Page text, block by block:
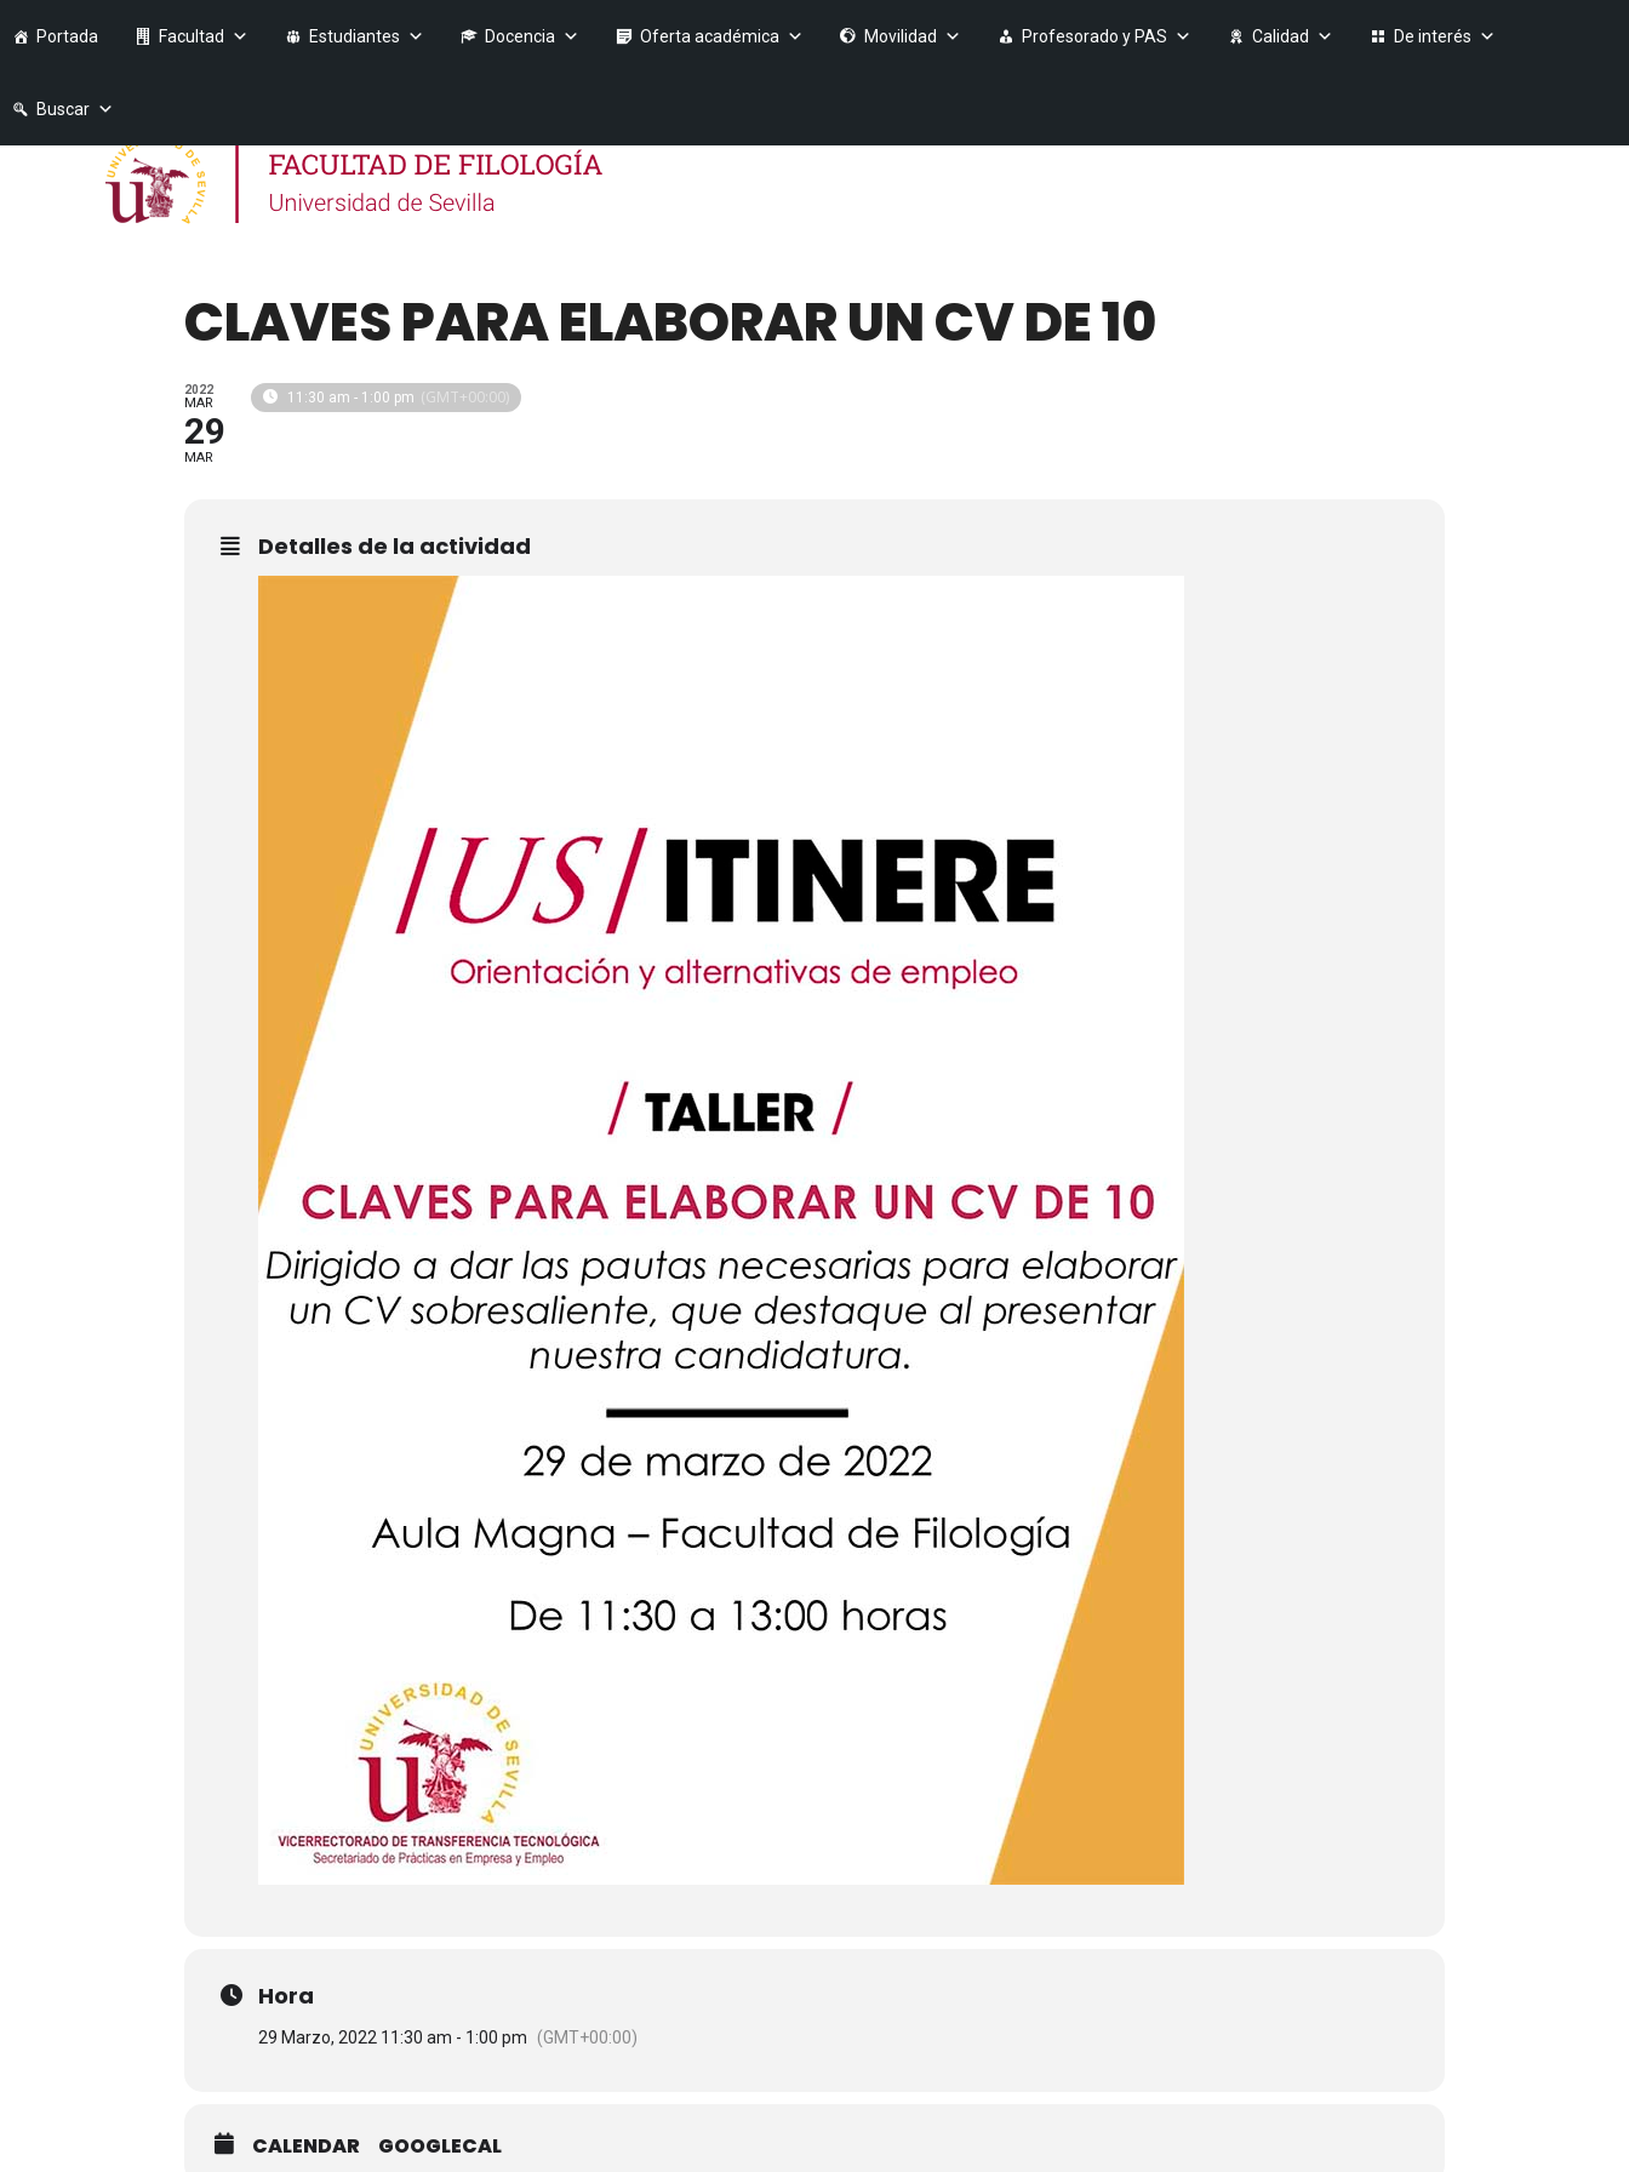
Portada Facultad Estudiantes Docencia Oferta académica Movilidad Profesorado y PAS Calidad De interés
Buscar
CLAVES PARA ELABORAR UN CV DE 10
2022
MAR
29
MAR
11:30 am - 1:00 pm (GMT+00:00)
Detalles de la actividad
Hora
29 Marzo, 2022 11:30 am - 1:00 pm (GMT+00:00)
CALENDAR GOOGLECAL